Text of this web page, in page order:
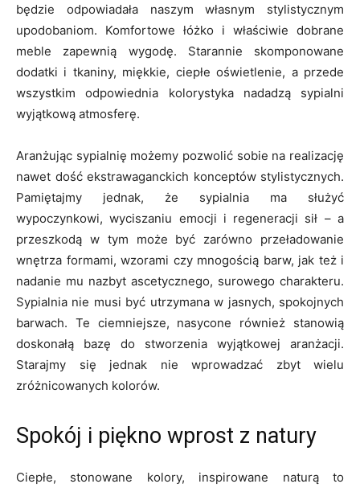
będzie odpowiadała naszym własnym stylistycznym
upodobaniom. Komfortowe łóżko i właściwie dobrane
meble zapewnią wygodę. Starannie skomponowane
dodatki i tkaniny, miękkie, ciepłe oświetlenie, a przede
wszystkim odpowiednia kolorystyka nadadzą sypialni
wyjątkową atmosferę.
Aranżując sypialnię możemy pozwolić sobie na realizację
nawet dość ekstrawaganckich konceptów stylistycznych.
Pamiętajmy jednak, że sypialnia ma służyć
wypoczynkowi, wyciszaniu emocji i regeneracji sił – a
przeszkodą w tym może być zarówno przeładowanie
wnętrza formami, wzorami czy mnogością barw, jak też i
nadanie mu nazbyt ascetycznego, surowego charakteru.
Sypialnia nie musi być utrzymana w jasnych, spokojnych
barwach. Te ciemniejsze, nasycone również stanowią
doskonałą bazę do stworzenia wyjątkowej aranżacji.
Starajmy się jednak nie wprowadzać zbyt wielu
zróżnicowanych kolorów.
Spokój i piękno wprost z natury
Ciepłe, stonowane kolory, inspirowane naturą to